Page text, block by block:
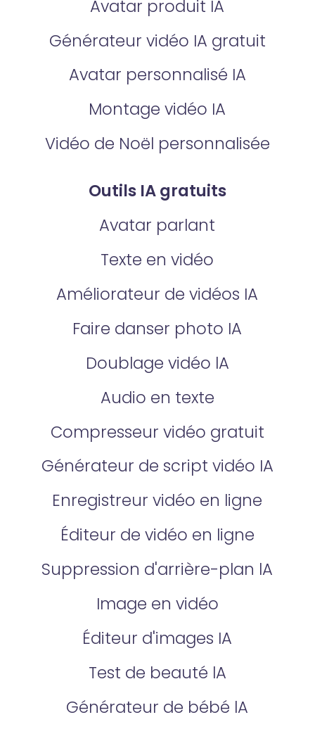
Avatar produit IA
Générateur vidéo IA gratuit
Avatar personnalisé IA
Montage vidéo IA
Vidéo de Noël personnalisée
Outils IA gratuits
Avatar parlant
Texte en vidéo
Améliorateur de vidéos IA
Faire danser photo IA
Doublage vidéo lA
Audio en texte
Compresseur vidéo gratuit
Générateur de script vidéo IA
Enregistreur vidéo en ligne
Éditeur de vidéo en ligne
Suppression d'arrière-plan lA
Image en vidéo
Éditeur d'images IA
Test de beauté lA
Générateur de bébé lA